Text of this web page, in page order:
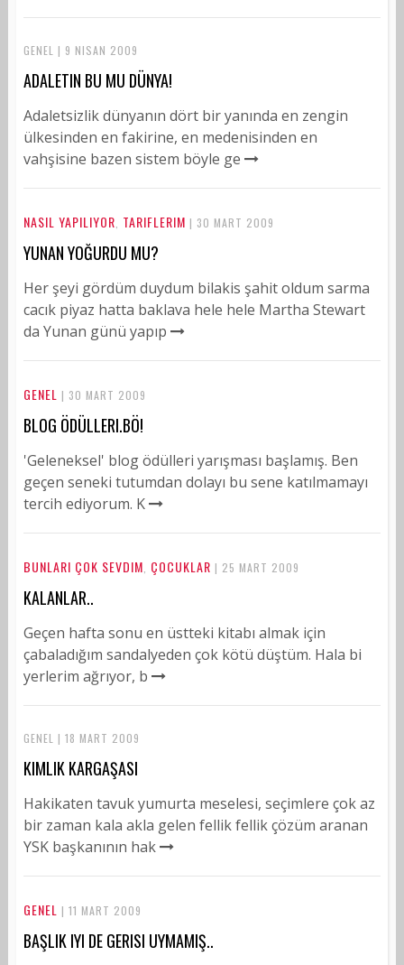
GENEL | 9 NISAN 2009
ADALETIN BU MU DÜNYA!
Adaletsizlik dünyanın dört bir yanında en zengin
ülkesinden en fakirine, en medenisinden en
vahşisine bazen sistem böyle ge
NASIL YAPILIYOR TARIFLERIM | 30 MART 2009
YUNAN YOĞURDU MU?
Her şeyi gördüm duydum bilakis şahit oldum sarma
cacık piyaz hatta baklava hele hele Martha Stewart
da Yunan günü yapıp
GENEL | 30 MART 2009
BLOG ÖDÜLLERI.BÖ!
'Geleneksel' blog ödülleri yarışması başlamış. Ben
geçen seneki tutumdan dolayı bu sene katılmamayı
tercih ediyorum. K
BUNLARI ÇOK SEVDIM ÇOCUKLAR | 25 MART 2009
KALANLAR..
Geçen hafta sonu en üstteki kitabı almak için
çabaladığım sandalyeden çok kötü düştüm. Hala bi
yerlerim ağrıyor, b
GENEL | 18 MART 2009
KIMLIK KARGAŞASI
Hakikaten tavuk yumurta meselesi, seçimlere çok az
bir zaman kala akla gelen fellik fellik çözüm aranan
YSK başkanının hak
GENEL | 11 MART 2009
BAŞLIK IYI DE GERISI UYMAMIŞ..